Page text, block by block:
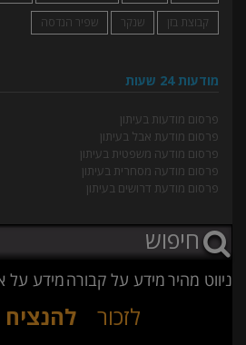
קבוצת בזן
שנקר שפיר הנדסה
מודעות 24 שעות
פרסום מודעות בעיתון
פרסום מודעת אבל בעיתון
פרסום מודעה משפטית בעיתון
פרסום מודעה מסחרית בעיתון
פרסום מודעת דרושים בעיתון
ניווט מהירמידע על קבורהמידע על
לזכור להנציח